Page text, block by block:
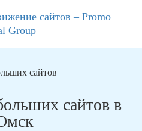
сайтов
сайтов в